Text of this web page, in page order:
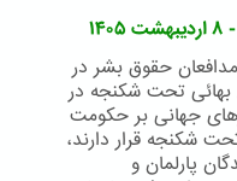
حقوق بشر در
بهائی تحت شکنجه در
جهانی بر حکومت
شکنجه قرار دارند،
پارلمان و